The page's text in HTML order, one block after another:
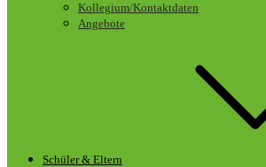
Kollegium/Kontaktdaten
Angebote
Schüler & Eltern